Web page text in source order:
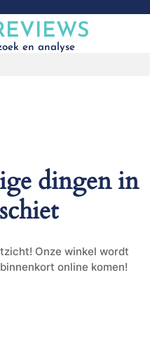
en analyse
dingen in
Onze winkel wordt
online komen!